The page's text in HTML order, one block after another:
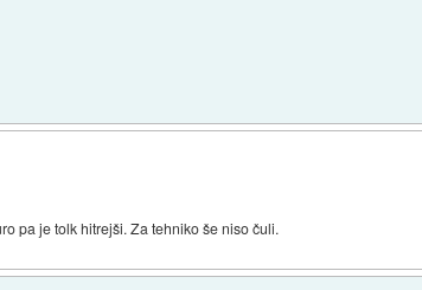
pa je tolk hitrejši. Za tehniko še niso čuli.